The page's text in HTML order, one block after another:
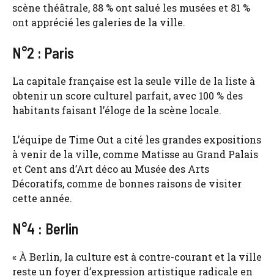
scène théâtrale, 88 % ont salué les musées et 81 %
ont apprécié les galeries de la ville.
N°2 : Paris
La capitale française est la seule ville de la liste à
obtenir un score culturel parfait, avec 100 % des
habitants faisant l’éloge de la scène locale.
L’équipe de Time Out a cité les grandes expositions
à venir de la ville, comme Matisse au Grand Palais
et Cent ans d’Art déco au Musée des Arts
Décoratifs, comme de bonnes raisons de visiter
cette année.
N°4 : Berlin
« À Berlin, la culture est à contre-courant et la ville
reste un foyer d’expression artistique radicale en